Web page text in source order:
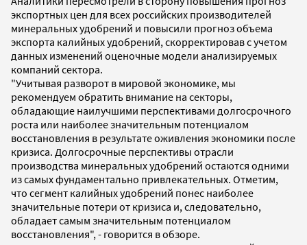
экспортных цен для всех российских производителей
минеральных удобрений и повысили прогноз объема
экспорта калийных удобрений, скорректировав с учетом
данных изменений оценочные модели анализируемых
компаний сектора.
"Учитывая разворот в мировой экономике, мы
рекомендуем обратить внимание на секторы,
обладающие наилучшими перспективами долгосрочного
роста или наиболее значительным потенциалом
восстановления в результате оживления экономики после
кризиса. Долгосрочные перспективы отрасли
производства минеральных удобрений остаются одними
из самых фундаментально привлекательных. Отметим,
что сегмент калийных удобрений понес наиболее
значительные потери от кризиса и, следовательно,
обладает самым значительным потенциалом
восстановления", - говорится в обзоре.